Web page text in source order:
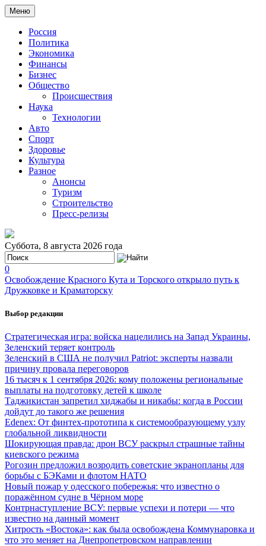
Меню
Россия
Политика
Экономика
Финансы
Бизнес
Общество
Происшествия
Наука
Технологии
Авто
Спорт
Здоровье
Культура
Разное
Анонсы
Туризм
Строительство
Пресс-релизы
Суббота, 8 августа 2026 года
0
Освобождение Красного Кута и Торского открыло путь к
Дружковке и Краматорску
Выбор редакции
Стратегическая игра: войска нацелились на Запад Украины,
Зеленский теряет контроль
Зеленский в США не получил Patriot: эксперты назвали
причину провала переговоров
16 тысяч к 1 сентября 2026: кому положены региональные
выплаты на подготовку детей к школе
Таджикистан запретил хиджабы и никабы: когда в России
дойдут до такого же решения
Edenex: От финтех-прототипа к системообразующему узлу
глобальной ликвидности
Шокирующая правда: дрон ВСУ раскрыл страшные тайны
киевского режима
Рогозин предложил возродить советские экранопланы для
борьбы с БЭКами и флотом НАТО
Новый пожар у одесского побережья: что известно о
поражённом судне в Чёрном море
Контрнаступление ВСУ: первые успехи и потери — что
известно на данный момент
Хитрость «Востока»: как была освобождена Коммунаровка и
что это меняет на Днепропетровском направлении